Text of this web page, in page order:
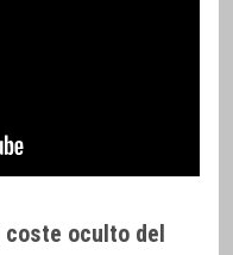
coste oculto del